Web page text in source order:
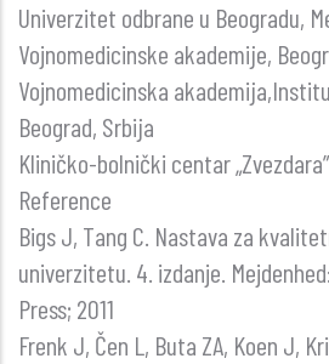
Univerzitet odbrane u Beogradu,
Vojnomedicinske akademije,
Vojnomedicinska
Beograd, Srbija
Kliničko-bolnički centar
Reference
Bigs J, Tang C. Nastava za
univerzitetu. 4. izdanje.
Press; 2011
Frenk J, Čen L, Buta ZA, Koen J,